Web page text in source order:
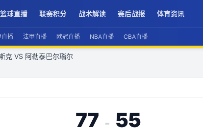
篮球直播 联赛积分 战术解读 赛后战报 体育资讯
直播 法甲直播 欧冠直播 NBA直播 CBA直播
克 VS 阿勒泰巴尔瑙尔
77 - 55